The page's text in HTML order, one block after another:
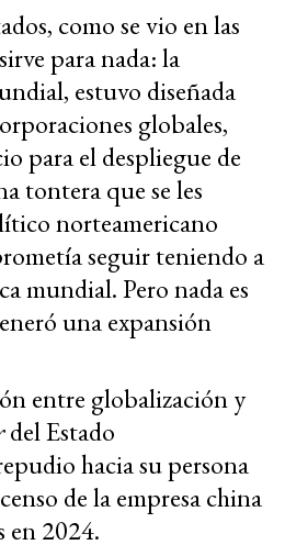
como se vio en las
para nada: la
estuvo diseñada
globales,
para el despliegue de
tontera que se les
norteamericano
seguir teniendo a
mundial. Pero nada es
una expansión
entre globalización y
del Estado
hacia su persona
de la empresa china
en 2024.